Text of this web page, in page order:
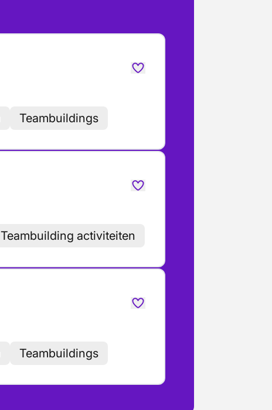
Teambuildings
Teambuilding activiteiten
Teambuildings